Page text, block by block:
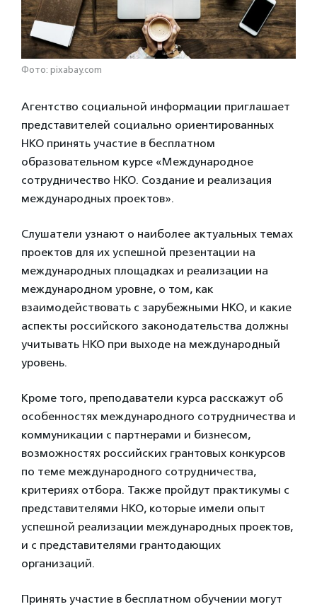
Фото: pixabay.com
Агентство социальной информации приглашает
представителей социально ориентированных
НКО принять участие в бесплатном
образовательном курсе «Международное
сотрудничество НКО. Создание и реализация
международных проектов».
Слушатели узнают о наиболее актуальных темах
проектов для их успешной презентации на
международных площадках и реализации на
международном уровне, о том, как
взаимодействовать с зарубежными НКО, и какие
аспекты российского законодательства должны
учитывать НКО при выходе на международный
уровень.
Кроме того, преподаватели курса расскажут об
особенностях международного сотрудничества и
коммуникации с партнерами и бизнесом,
возможностях российских грантовых конкурсов
по теме международного сотрудничества,
критериях отбора. Также пройдут практикумы с
представителями НКО, которые имели опыт
успешной реализации международных проектов,
и с представителями грантодающих
организаций.
Принять участие в бесплатном обучении могут